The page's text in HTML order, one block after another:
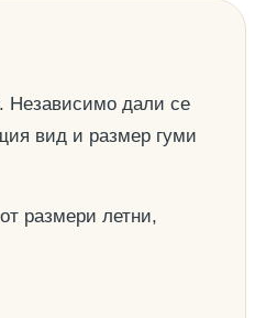
Независимо дали се
вид и размер гуми
размери летни,